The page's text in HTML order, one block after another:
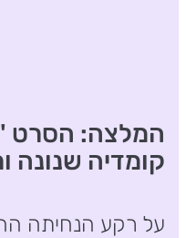
המלצה: הסרט
קומדיה שנונה